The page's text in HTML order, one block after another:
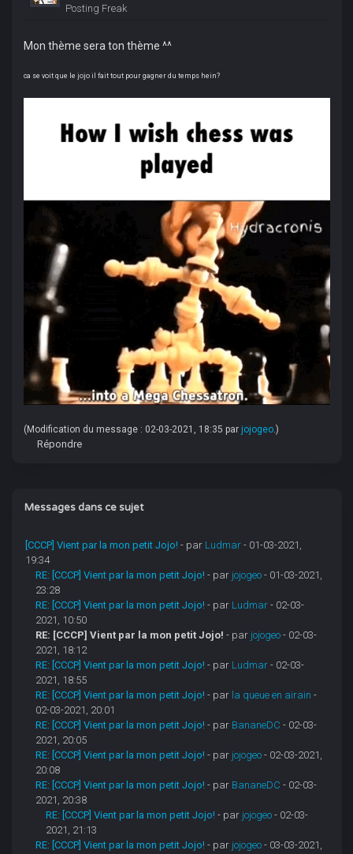
Posting Freak
Mon thème sera ton thème ^^
ca se voit que le jojo il fait tout pour gagner du temps hein?
(Modification du message : 02-03-2021, 18:35 par jojogeo.)
Répondre
Messages dans ce sujet
[CCCP] Vient par la mon petit Jojo! - par Ludmar - 01-03-2021,
19:34
RE: [CCCP] Vient par la mon petit Jojo! - par jojogeo - 01-03-2021,
23:28
RE: [CCCP] Vient par la mon petit Jojo! - par Ludmar - 02-03-
2021, 10:50
RE: [CCCP] Vient par la mon petit Jojo! - par jojogeo - 02-03-
2021, 18:12
RE: [CCCP] Vient par la mon petit Jojo! - par Ludmar - 02-03-
2021, 18:55
RE: [CCCP] Vient par la mon petit Jojo! - par la queue en airain -
02-03-2021, 20:01
RE: [CCCP] Vient par la mon petit Jojo! - par BananeDC - 02-03-
2021, 20:05
RE: [CCCP] Vient par la mon petit Jojo! - par jojogeo - 02-03-2021,
20:08
RE: [CCCP] Vient par la mon petit Jojo! - par BananeDC - 02-03-
2021, 20:38
RE: [CCCP] Vient par la mon petit Jojo! - par jojogeo - 02-03-
2021, 21:13
RE: [CCCP] Vient par la mon petit Jojo! - par jojogeo - 03-03-2021,